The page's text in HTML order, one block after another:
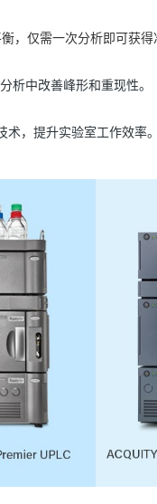
，仅需一次分析即可获得
析中改善峰形和重现性。
术，提升实验室工作效率。